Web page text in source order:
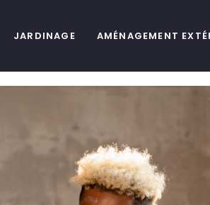
JARDINAGE AMÉNAGEMENT